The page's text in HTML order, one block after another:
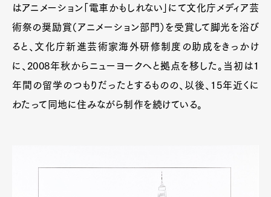
はアニメーション「電車かもしれない」にて文化庁メディア芸
術祭の奨励賞（アニメーション部門）を受賞して脚光を浴び
ると、文化庁新進芸術家海外研修制度の助成をきっかけ
に、2008年秋からニューヨークへと拠点を移した。当初は1
年間の留学のつもりだったとするものの、以後、15年近くに
わたって同地に住みながら制作を続けている。